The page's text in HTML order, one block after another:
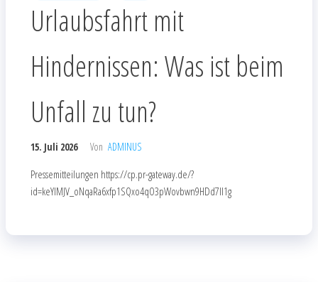
Urlaubsfahrt mit
Hindernissen: Was ist beim
Unfall zu tun?
15. Juli 2026 Von ADMINUS
Pressemitteilungen https://cp.pr-gateway.de/?
id=keYlMJV_oNqaRa6xfp1SQxo4qO3pWovbwn9HDd7Il1g